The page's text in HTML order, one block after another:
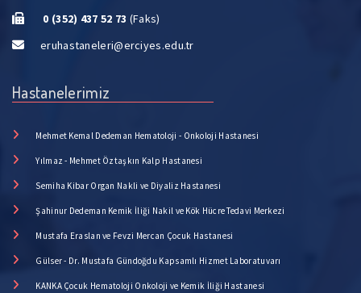
0 (352) 437 52 73 (Faks)
eruhastaneleri@erciyes.edu.tr
Hastanelerimiz
Mehmet Kemal Dedeman Hematoloji - Onkoloji Hastanesi
Yılmaz - Mehmet Öztaşkın Kalp Hastanesi
Semiha Kibar Organ Nakli ve Diyaliz Hastanesi
Şahinur Dedeman Kemik İliği Nakil ve Kök Hücre Tedavi Merkezi
Mustafa Eraslan ve Fevzi Mercan Çocuk Hastanesi
Gülser - Dr. Mustafa Gündoğdu Kapsamlı Hizmet Laboratuvarı
KANKA Çocuk Hematoloji Onkoloji ve Kemik İliği Hastanesi